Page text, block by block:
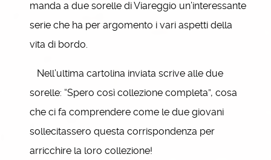
manda a due sorelle di Viareggio un’in­te­ressante
serie che ha per argomento i vari aspetti della
vita di bordo.
Nell’ultima cartolina inviata scrive alle due
sorelle: “Spero così collezione completa”, cosa
che ci fa comprendere come le due giovani
sollecitassero questa corrispondenza per
arricchire la loro collezione!